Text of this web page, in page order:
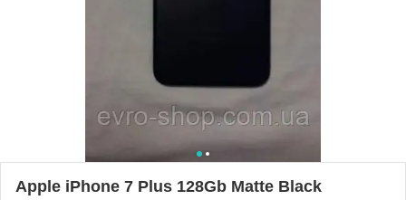
Apple iPhone 7 Plus 128Gb Matte Black